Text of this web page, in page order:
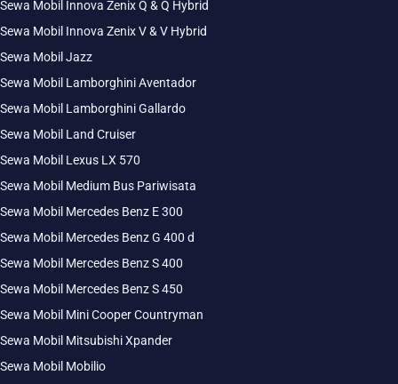
Sewa Mobil Innova Zenix Q & Q Hybrid
Sewa Mobil Innova Zenix V & V Hybrid
Sewa Mobil Jazz
Sewa Mobil Lamborghini Aventador
Sewa Mobil Lamborghini Gallardo
Sewa Mobil Land Cruiser
Sewa Mobil Lexus LX 570
Sewa Mobil Medium Bus Pariwisata
Sewa Mobil Mercedes Benz E 300
Sewa Mobil Mercedes Benz G 400 d
Sewa Mobil Mercedes Benz S 400
Sewa Mobil Mercedes Benz S 450
Sewa Mobil Mini Cooper Countryman
Sewa Mobil Mitsubishi Xpander
Sewa Mobil Mobilio